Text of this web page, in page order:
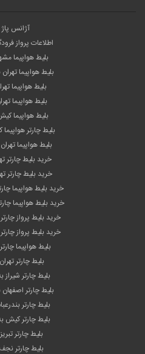
آژانس
اطلاعات پرواز
بلیط هواپیما
بلیط هواپیما
بلیط هواپیما
بلیط هواپیما
بلیط هواپیما
بلیط چارتر
بلیط هواپیما
خرید بلیط چارتر
خرید بلیط چارتر
خرید بلیط هواپیما
خرید بلیط هواپیما
خرید بلیط پرواز
خرید بلیط پرواز
بلیط هواپیما
بلیط چارتر
بلیط چارتر شیراز
بلیط چارتر
بلیط چارتر
بلیط چارتر کیش
بلیط چارتر
بلیط چارتر